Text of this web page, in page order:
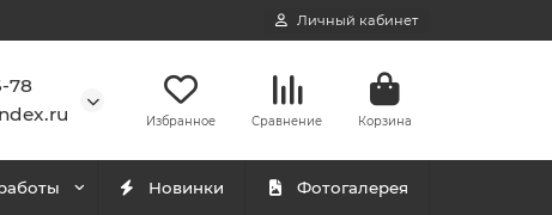
Личный кабинет
78
Избранное Сравнение Корзина
Новинки Фотогалерея